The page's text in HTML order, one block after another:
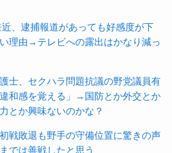
、逮捕報道があっても好感度が下
理由→テレビへの露出はかなり減っ
士、セクハラ問題抗議の野党議員有
和感を覚える」→国防とか外交とか
とか興味ないのかな？
戦敗退も野手の守備位置に驚きの声
では善戦したと思う